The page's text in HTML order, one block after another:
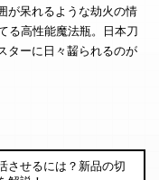
が呆れるような劫火の情
る高性能魔法瓶。日本刀
ターに日々齧られるのが
させるには？新品の切